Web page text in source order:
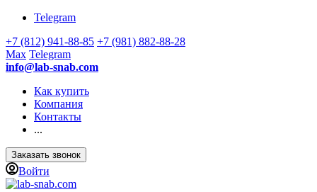
Telegram
+7 (812) 941-88-85 +7 (981) 882-88-28
Max Telegram
info@lab-snab.com
Как купить
Компания
Контакты
...
Заказать звонок
Войти